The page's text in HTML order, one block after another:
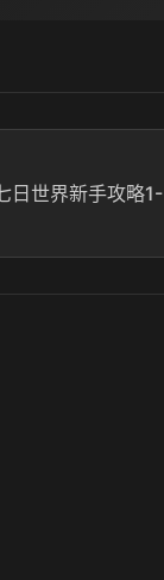
日世界新手攻略1-